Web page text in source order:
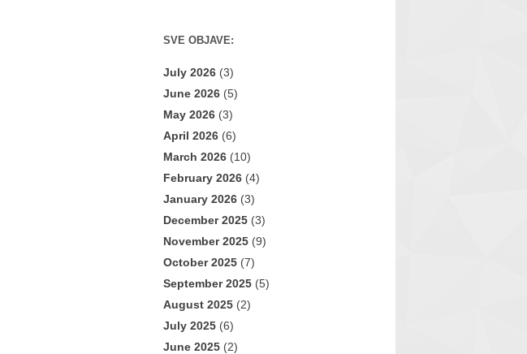
SVE OBJAVE:
July 2026 (3)
June 2026 (5)
May 2026 (3)
April 2026 (6)
March 2026 (10)
February 2026 (4)
January 2026 (3)
December 2025 (3)
November 2025 (9)
October 2025 (7)
September 2025 (5)
August 2025 (2)
July 2025 (6)
June 2025 (2)